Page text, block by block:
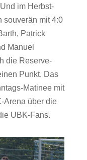
im Herbst-
souverän mit 4:0
Patrick
Manuel
die Reserve-
Punkt. Das
Matinee mit
Arena über die
UBK-Fans.